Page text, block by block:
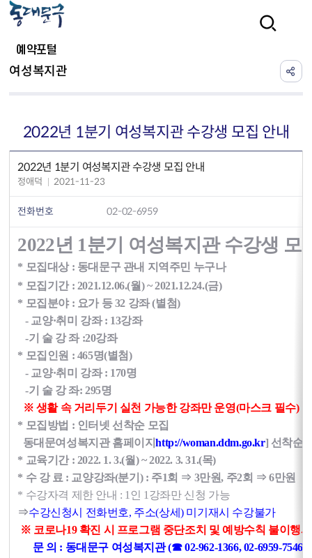
예약포털
여성복지관
2022년 1분기 여성복지관 수강생 모집 안내
2022년 1분기 여성복지관 수강생 모집 안내
정애덕 2021-11-23
전화번호 02-02-6959
2022년 1분기 여성복지관 수강생 모
* 모집대상 : 동대문구 관내 지역주민 누구나
* 모집기간 : 2021.12.06.(월) ~ 2021.12.24.(금)
* 모집분야 : 요가 등 32 강좌 (별첨)
- 교양·취미 강좌 : 13강좌
-기 술 강 좌 :20강좌
* 모집인원 : 465명(별첨)
- 교양·취미 강좌 : 170명
-기 술 강 좌: 295명
※ 생활 속 거리두기 실천 가능한 강좌만 운영(마스크 필수)
* 모집방법 : 인터넷 선착순 모집
동대문여성복지관 홈페이지http://woman.ddm.go.kr] 선착순
* 교육기간 : 2022. 1. 3.(월) ~ 2022. 3. 31.(목)
* 수 강 료 : 교양강좌(분기) : 주1회 ⇒ 3만원, 주2회 ⇒ 6만원
* 수강자격 제한 안내 : 1인 1강좌만 신청 가능
⇒수강신청시 전화번호, 주소(상세) 미기재시 수강불가
※ 코로나19 확진 시 프로그램 중단조치 및 예방수칙 불이행
문 의 : 동대문구 여성복지관 (☎ 02-962-1366, 02-6959-7546)